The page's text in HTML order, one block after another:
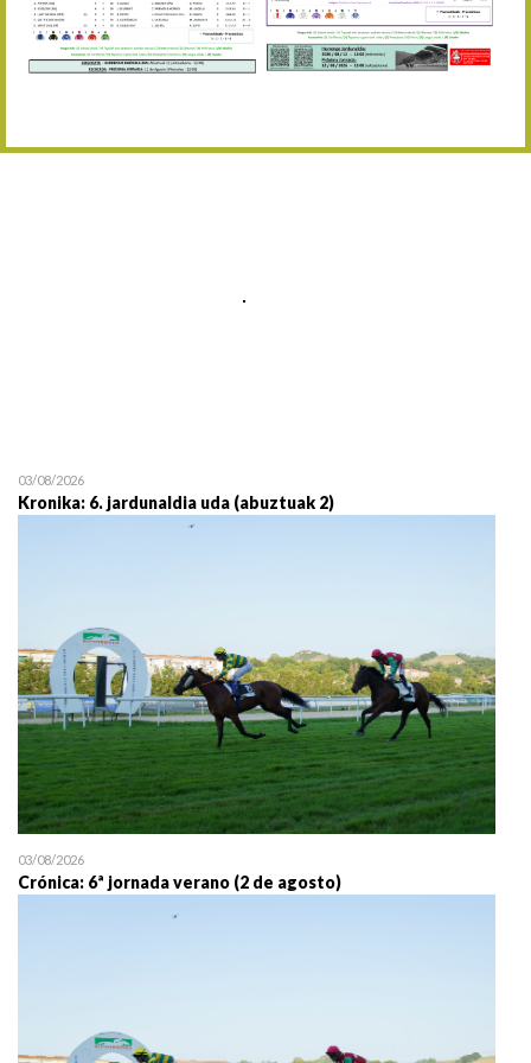
Abuztaren 12a / 12 de
15/08 17:05 Abuztuaren 15a / 15 de
30/08 17:30 Abuztuaren 30a / 30 de
19/07 11:30
03/08/2026
Kronika: 6. jardunaldia uda (abuztuak 2)
03/08/2026
Crónica: 6ª jornada verano (2 de agosto)